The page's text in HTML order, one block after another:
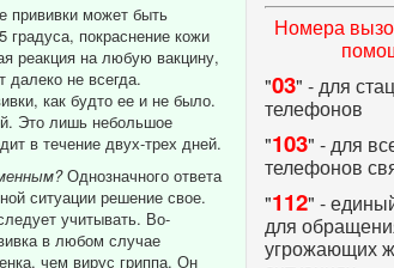
прививки может быть
покраснение кожи
реакция на любую вакцину,
далеко не всегда.
как будто ее и не было.
Это лишь небольшое
в течение двух-трех дней.
Однозначного ответа
ситуации решение свое.
учитывать. Во-
в любом случае
чем вирус гриппа. Он
Номера
"03" - для
телефонов
"103" - для
телефонов
"112" -
для
угрожающих